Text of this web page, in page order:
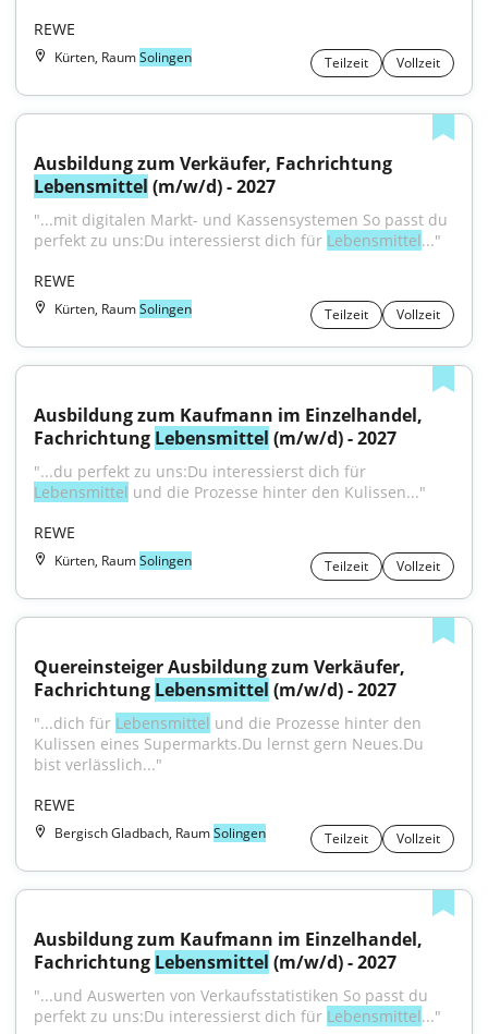
REWE
Kürten, RaumSolingen Teilzeit Vollzeit
Lebensmittel (m/w/d) - 2027
"...mit digitalen Markt- und Kassensystemen So passt du
perfekt zu uns:Du interessierst dich für Lebensmittel..."
REWE
Kürten, RaumSolingen Teilzeit Vollzeit
Ausbildung zum Kaufmann im Einzelhandel,
Fachrichtung Lebensmittel (m/w/d) - 2027
Lebensmittel und die Prozesse hinter den Kulissen..."
REWE
Kürten, RaumSolingen Teilzeit Vollzeit
Quereinsteiger Ausbildung zum Verkäufer,
Fachrichtung Lebensmittel (m/w/d) - 2027
"...dich für Lebensmittel und die Prozesse hinter den
Kulissen eines Supermarkts.Du lernst gern Neues.Du
bist verlässlich..."
REWE
Bergisch Gladbach, RaumSolingen Teilzeit Vollzeit
Ausbildung zum Kaufmann im Einzelhandel,
Fachrichtung Lebensmittel (m/w/d) - 2027
"...und Auswerten von Verkaufsstatistiken So passt du
perfekt zu uns:Du interessierst dich für Lebensmittel..."